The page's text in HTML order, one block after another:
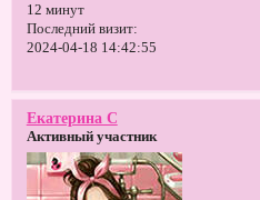
12 минут
Последний визит:
2024-04-18 14:42:55
Екатерина С
Активный участник